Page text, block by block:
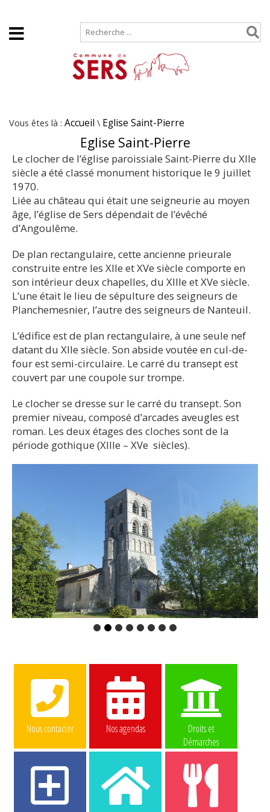
Vous êtes là : Accueil \ Eglise Saint-Pierre
Eglise Saint-Pierre
Le clocher de l’église paroissiale Saint-Pierre du XIIe
siècle a été classé monument historique le 9 juillet
1970.
Liée au château qui était une seigneurie au moyen
âge, l’église de Sers dépendait de l’évêché
d’Angoulême.
De plan rectangulaire, cette ancienne prieurale
construite entre les XIIe et XVe siècle comporte en
son intérieur deux chapelles, du XIIIe et XVe siècle.
L’une était le lieu de sépulture des seigneurs de
Planchemesnier, l’autre des seigneurs de Nanteuil.
L’édifice est de plan rectangulaire, à une seule nef
datant du XIIe siècle. Son abside voutée en cul-de-
four est semi-circulaire. Le carré du transept est
couvert par une coupole sur trompe.
Le clocher se dresse sur le carré du transept. Son
premier niveau, composé d’arcades aveugles est
roman. Les deux étages des cloches sont de la
période gothique (XIIIe – XVe siècles).
Nous contacter Nos agendas
Droits et
Démarches